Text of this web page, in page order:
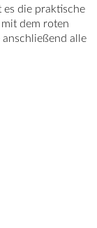
die praktische
dem roten
alle